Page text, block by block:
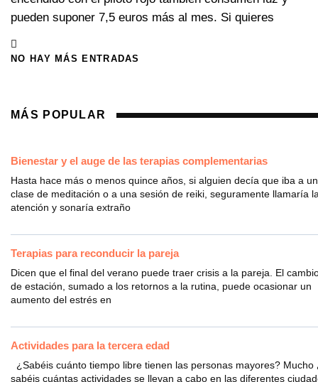
pueden suponer 7,5 euros más al mes. Si quieres
NO HAY MÁS ENTRADAS
MÁS POPULAR
Bienestar y el auge de las terapias complementarias
Hasta hace más o menos quince años, si alguien decía que iba a
clase de meditación o a una sesión de reiki, seguramente llamaría
atención y sonaría extraño
Terapias para reconducir la pareja
Dicen que el final del verano puede traer crisis a la pareja. El
de estación, sumado a los retornos a la rutina, puede ocasionar un
aumento del estrés en
Actividades para la tercera edad
¿Sabéis cuánto tiempo libre tienen las personas mayores? Mucho
sabéis cuántas actividades se llevan a cabo en las diferentes